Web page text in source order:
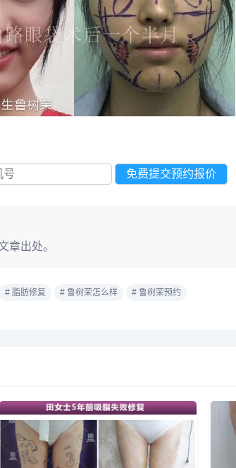
章出处。
# 脂肪修复 # 鲁树荣怎么样 # 鲁树荣预约